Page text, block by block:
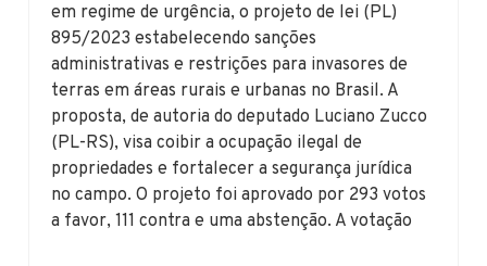
em regime de urgência, o projeto de lei (PL)
895/2023 estabelecendo sanções
administrativas e restrições para invasores de
terras em áreas rurais e urbanas no Brasil. A
proposta, de autoria do deputado Luciano Zucco
(PL-RS), visa coibir a ocupação ilegal de
propriedades e fortalecer a segurança jurídica
no campo. O projeto foi aprovado por 293 votos
a favor, 111 contra e uma abstenção. A votação